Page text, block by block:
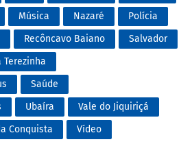
Música Nazaré
Polícia
Recôncavo Baiano
Salvador
Terezinha
Saúde
Ubaíra
Vale do Jiquiriçá
Conquista Vídeo